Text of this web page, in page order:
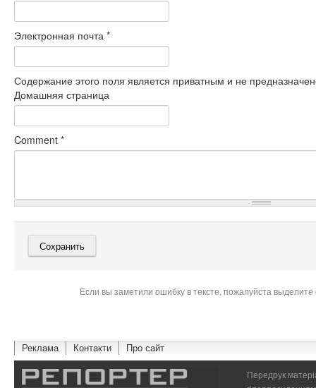
Электронная почта *
Содержание этого поля является приватным и не
Домашняя страница
Comment *
Если вы заметили ошибку в тексте, пожалуйста
Реклама Контакти Про сайт
Передрук